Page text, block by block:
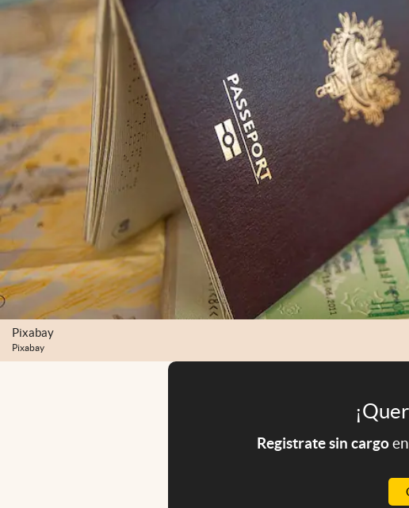
Pixabay
Pixabay
Registrate sin cargo